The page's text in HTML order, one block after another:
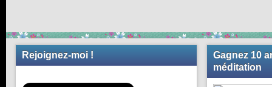
Rejoignez-moi !
Gagnez 10
méditation